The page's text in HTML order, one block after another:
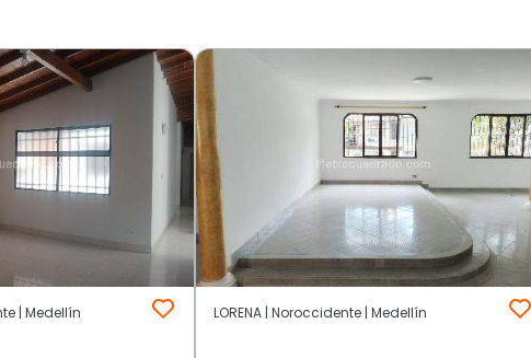
| Medellín LORENA | Noroccidente | Medellín